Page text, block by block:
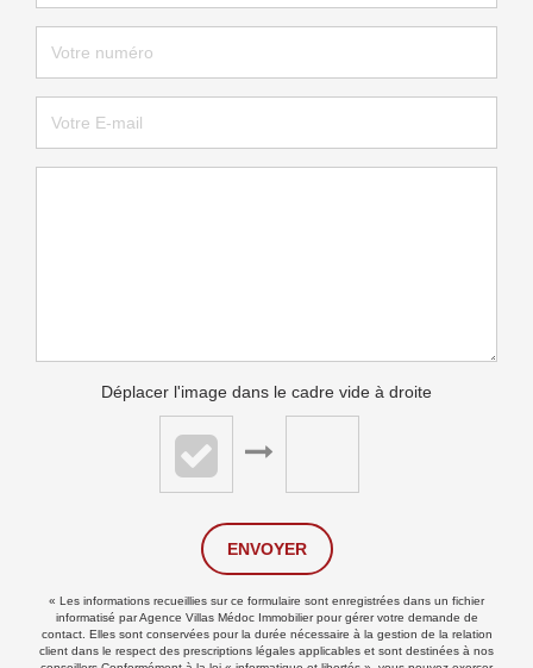
Déplacer l'image dans le cadre vide à droite
ENVOYER
« Les informations recueillies sur ce formulaire sont enregistrées dans un fichier
informatisé par Agence Villas Médoc Immobilier pour gérer votre demande de
contact. Elles sont conservées pour la durée nécessaire à la gestion de la relation
client dans le respect des prescriptions légales applicables et sont destinées à nos